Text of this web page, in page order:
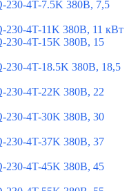
230-4T-7.5K 380В, 7,5
230-4T-11K 380В, 11 кВт
230-4T-15K 380В, 15
230-4T-18.5K 380В, 18,5
230-4T-22K 380В, 22
230-4T-30K 380В, 30
230-4T-37K 380В, 37
230-4T-45K 380В, 45